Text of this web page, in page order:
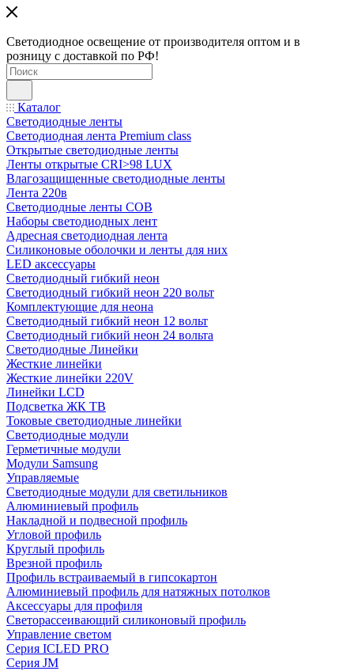
Светодиодное освещение от производителя оптом и в
розницу с доставкой по РФ!
Каталог
Светодиодные ленты
Светодиодная лента Premium class
Открытые светодиодные ленты
Ленты открытые CRI>98 LUX
Влагозащищенные светодиодные ленты
Лента 220в
Светодиодные ленты COB
Наборы светодиодных лент
Адресная светодиодная лента
Силиконовые оболочки и ленты для них
LED аксессуары
Светодиодный гибкий неон
Светодиодный гибкий неон 220 вольт
Комплектующие для неона
Светодиодный гибкий неон 12 вольт
Светодиодный гибкий неон 24 вольта
Светодиодные Линейки
Жесткие линейки
Жесткие линейки 220V
Линейки LCD
Подсветка ЖК ТВ
Токовые светодиодные линейки
Светодиодные модули
Герметичные модули
Модули Samsung
Управляемые
Светодиодные модули для светильников
Алюминиевый профиль
Накладной и подвесной профиль
Угловой профиль
Круглый профиль
Врезной профиль
Профиль встраиваемый в гипсокартон
Алюминиевый профиль для натяжных потолков
Аксессуары для профиля
Светорассеивающий силиконовый профиль
Управление светом
Серия ICLED PRO
Серия JM